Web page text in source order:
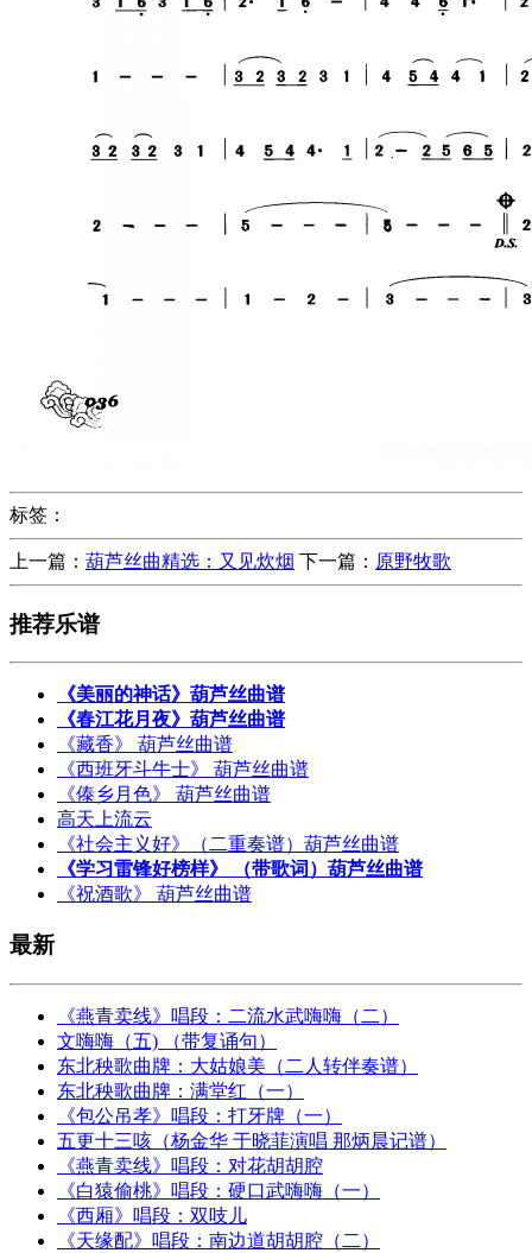
标签：
上一篇： 葫芦丝曲精选：又见炊烟 下一篇： 原野牧歌
推荐乐谱
《美丽的神话》葫芦丝曲谱
《春江花月夜》葫芦丝曲谱
《藏香》 葫芦丝曲谱
《西班牙斗牛士》 葫芦丝曲谱
《傣乡月色》 葫芦丝曲谱
高天上流云
《社会主义好》（二重奏谱）葫芦丝曲谱
《学习雷锋好榜样》 （带歌词）葫芦丝曲谱
《祝酒歌》 葫芦丝曲谱
最新
《燕青卖线》唱段：二流水武嗨嗨（二）
文嗨嗨（五) （带复诵句）
东北秧歌曲牌：大姑娘美（二人转伴奏谱）
东北秧歌曲牌：满堂红（一）
《包公吊孝》唱段：打牙牌（一）
五更十三咳（杨金华 于晓菲演唱 那炳晨记谱）
《燕青卖线》唱段：对花胡胡腔
《白猿偷桃》唱段：硬口武嗨嗨（一）
《西厢》唱段：双吱儿
《天缘配》唱段：南边道胡胡腔（二）